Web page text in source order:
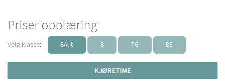
Priser opplæring
Velg klasse: BAut B TG BE
KJØRETIME